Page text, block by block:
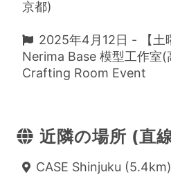
京都)
2025年4月12日 - 【土
Nerima Base 模型工作室
Crafting Room Event
近隣の場所 (直
CASE Shinjuku (5.4km)